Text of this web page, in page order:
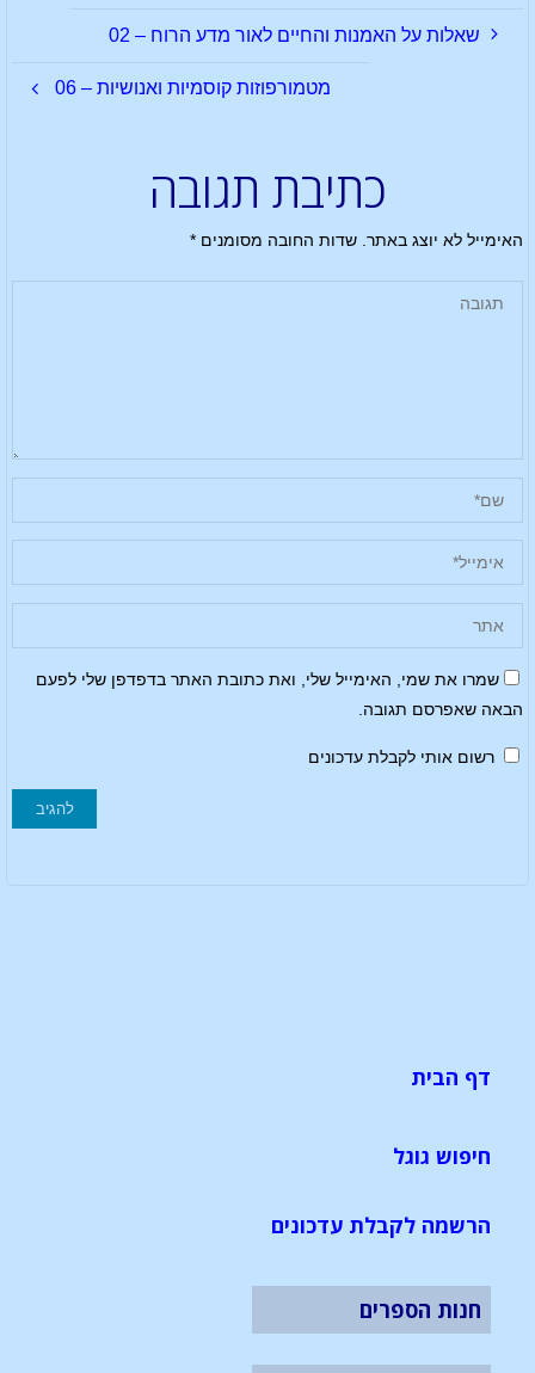
שאלות על האמנות והחיים לאור מדע הרוח – 02
מטמורפוזות קוסמיות ואנושיות – 06
כתיבת תגובה
האימייל לא יוצג באתר. שדות החובה מסומנים*
שמרו את שמי, האימייל שלי, ואת כתובת האתר בדפדפן שלי לפעם
הבאה שאפרסם תגובה.
רשום אותי לקבלת עדכונים
דף הבית
חיפוש גוגל
הרשמה לקבלת עדכונים
חנות הספרים